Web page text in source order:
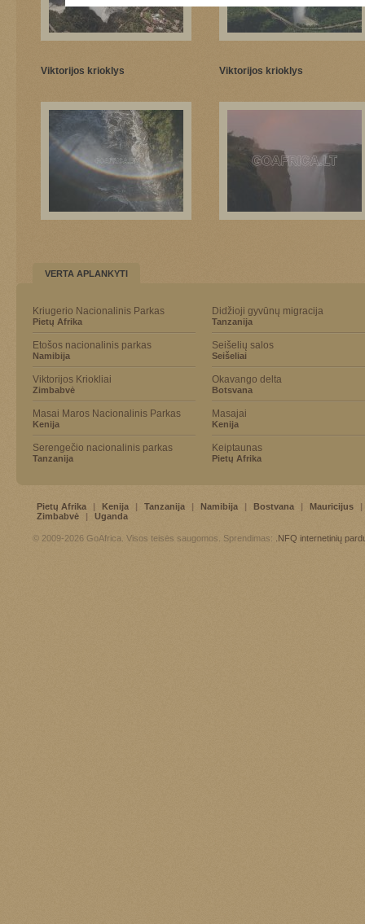
Viktorijos krioklys Viktorijos krioklys
VERTA APLANKYTI
Kriugerio Nacionalinis Parkas
Pietų Afrika
Etošos nacionalinis parkas
Namibija
Viktorijos Kriokliai
Zimbabvė
Masai Maros Nacionalinis Parkas
Kenija
Serengečio nacionalinis parkas
Tanzanija
Didžioji gyvūnų migracija
Tanzanija
Seišelių salos
Seišeliai
Okavango delta
Botsvana
Masajai
Kenija
Keiptaunas
Pietų Afrika
Pietų Afrika | Kenija | Tanzanija | Namibija | Bostvana | Mauricijus
|
Zimbabvė
| Uganda
© 2009-2026 GoAfrica. Visos teisės saugomos. Sprendimas: .NFQ internetinių